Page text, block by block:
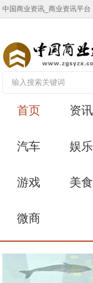
中国商业资讯_商业资讯平台
首页 资讯
汽车 娱乐
游戏 美食
微商